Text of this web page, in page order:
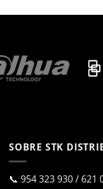
SOBRE STK
📞 954 323 930/ 621